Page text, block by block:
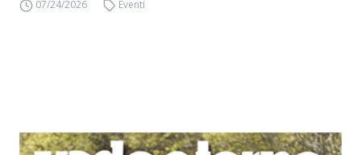
07/24/2026 Eventi